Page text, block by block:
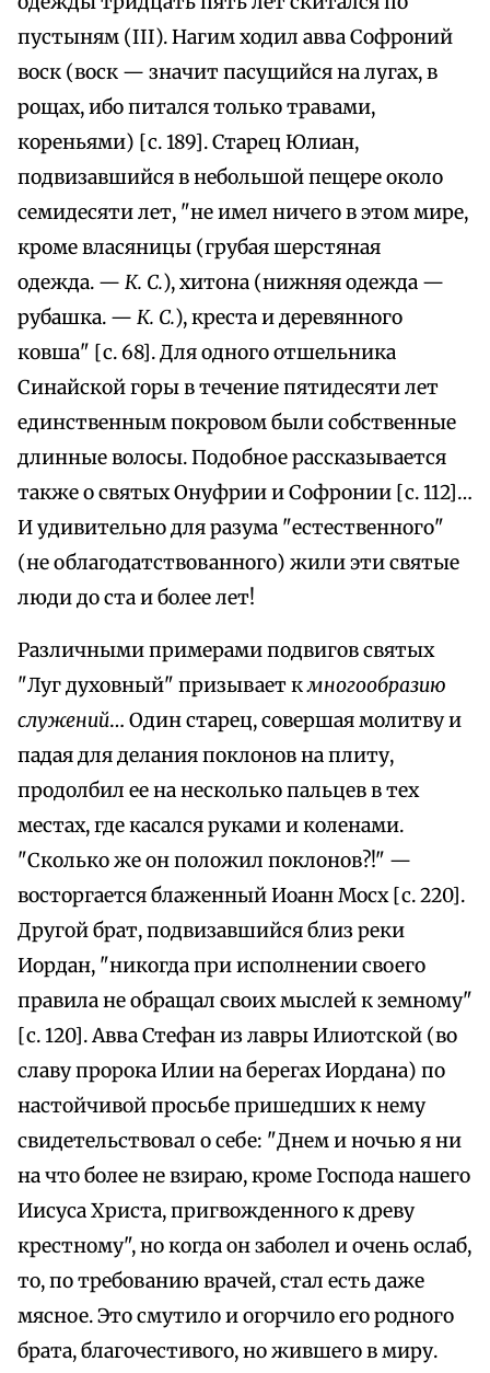
пустыням (III). Нагим ходил авва Софроний
воск (воск — значит пасущийся на лугах, в
рощах, ибо питался только травами,
кореньями) [с. 189]. Старец Юлиан,
подвизавшийся в небольшой пещере около
семидесяти лет, "не имел ничего в этом мире,
кроме власяницы (грубая шерстяная
одежда. — К. С.), хитона (нижняя одежда —
рубашка. — К. С.), креста и деревянного
ковша" [с. 68]. Для одного отшельника
Синайской горы в течение пятидесяти лет
единственным покровом были собственные
длинные волосы. Подобное рассказывается
также о святых Онуфрии и Софронии [с. 112]…
И удивительно для разума "естественного"
(не облагодатствованного) жили эти святые
люди до ста и более лет!
Различными примерами подвигов святых
"Луг духовный" призывает кмногообразию
служений… Один старец, совершая молитву и
падая для делания поклонов на плиту,
продолбил ее на несколько пальцев в тех
местах, где касался руками и коленами.
"Сколько же он положил поклонов?!" —
восторгается блаженный Иоанн Мосх [с. 220].
Другой брат, подвизавшийся близ реки
Иордан, "никогда при исполнении своего
правила не обращал своих мыслей к земному"
[с. 120]. Авва Стефан из лавры Илиотской (во
славу пророка Илии на берегах Иордана) по
настойчивой просьбе пришедших к нему
свидетельствовал о себе: "Днем и ночью я ни
на что более не взираю, кроме Господа нашего
Иисуса Христа, пригвожденного к древу
крестному", но когда он заболел и очень ослаб,
то, по требованию врачей, стал есть даже
мясное. Это смутило и огорчило его родного
брата, благочестивого, но жившего в миру.